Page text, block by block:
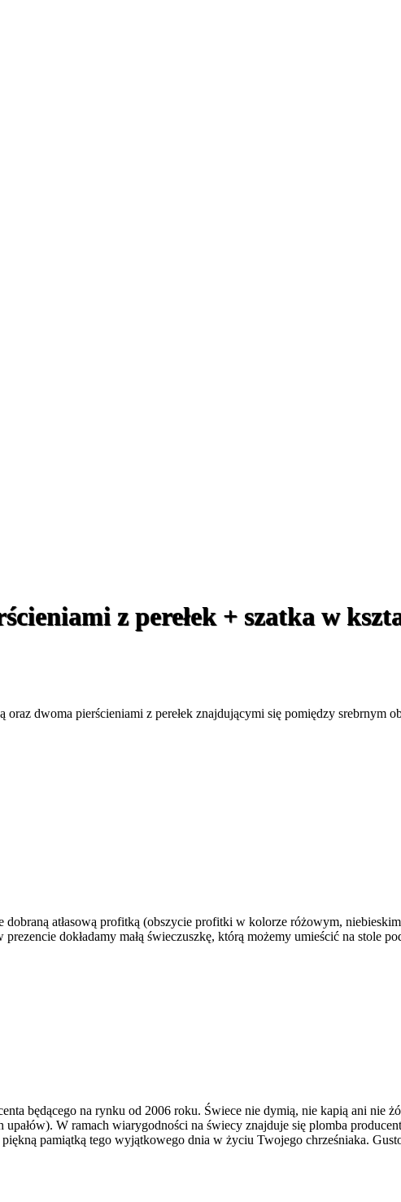
z perełek + szatka w
dwoma pierścieniami z perełek znajdującymi się pomiędzy srebrnym
atłasową profitką (obszycie profitki w kolorze różowym,
dokładamy małą świeczuszkę, którą możemy umieścić na stole
będącego na rynku od 2006 roku. Świece nie dymią, nie kapią ani nie
W ramach wiarygodności na świecy znajduje się plomba
pamiątką tego wyjątkowego dnia w życiu Twojego chrześniaka.